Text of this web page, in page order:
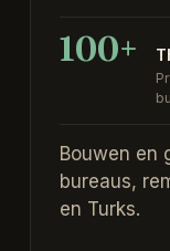
100+
Bouwen en
bureaus,
en Turks.